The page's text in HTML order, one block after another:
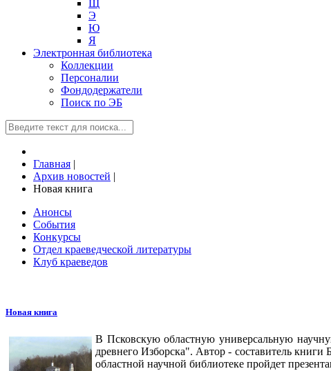
Щ
Э
Ю
Я
Электронная библиотека
Коллекции
Персоналии
Фондодержатели
Поиск по ЭБ
Главная |
Архив новостей |
Новая книга
Анонсы
События
Конкурсы
Отдел краеведческой литературы
Клуб краеведов
Новая книга
В Псковскую областную универсальную
древнего Изборска". Автор - составитель
областной научной библиотеке пройдет